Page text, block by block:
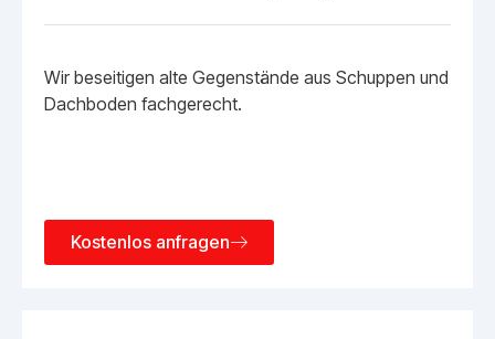
Wir beseitigen alte Gegenstände aus Schuppen und
Dachboden fachgerecht.
Kostenlos anfragen